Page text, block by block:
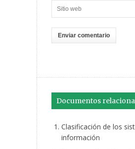
Documentos
Clasificación de los
información